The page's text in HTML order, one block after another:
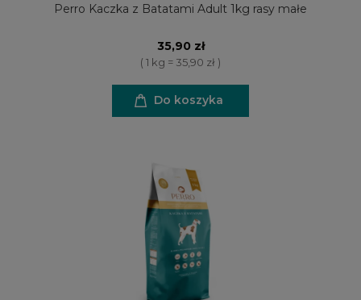
Perro Kaczka z Batatami Adult 1kg rasy małe
35,90 zł
( 1 kg = 35,90 zł )
Do koszyka